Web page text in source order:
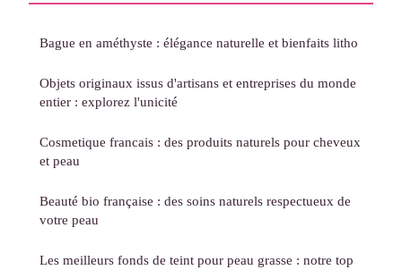
Bague en améthyste : élégance naturelle et bienfaits litho
Objets originaux issus d'artisans et entreprises du monde
entier : explorez l'unicité
Cosmetique francais : des produits naturels pour cheveux
et peau
Beauté bio française : des soins naturels respectueux de
votre peau
Les meilleurs fonds de teint pour peau grasse : notre top